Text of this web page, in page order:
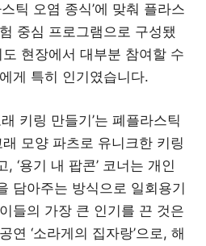
틱 오염 종식’에 맞춰 플라스
중심 프로그램으로 구성됐
현장에서 대부분 참여할 수
게 특히 인기였습니다.
키링 만들기’는 폐플라스틱
모양 파츠로 유니크한 키링
‘용기 내 팝콘’ 코너는 개인
담아주는 방식으로 일회용기
들의 가장 큰 인기를 끈 것은
연 ‘소라게의 집자랑’으로, 해